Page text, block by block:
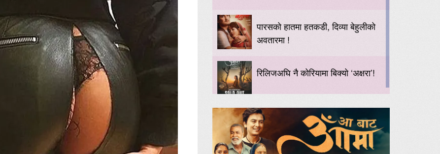
पारसको हातमा हतकडी, दिव्या बेहुलीको
अवतारमा !
रिलिजअघि नै कोरियामा बिक्यो ‘अक्षरा’!